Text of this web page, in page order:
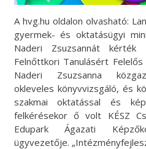
A hvg.hu oldalon olvasható:
gyermek- és oktatásügyi
Naderi Zsuzsannát
Felnőttkori Tanulásért
Naderi Zsuzsanna
okleveles könyvvizsgáló, és
szakmai oktatással és
felkérésekor ő volt KÉSZ
Edupark Ágazati
ügyvezetője.